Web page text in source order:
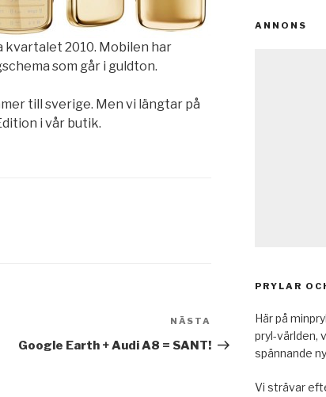
kvartalet 2010. Mobilen har
som går i guldton.
till sverige. Men vi längtar på
i vår butik.
inlägg
NÄSTA
Google Earth + Audi A8 = SANT!
ANNONS
PRYLAR
Här på
pryl-världen,
spännande
Vi strävar